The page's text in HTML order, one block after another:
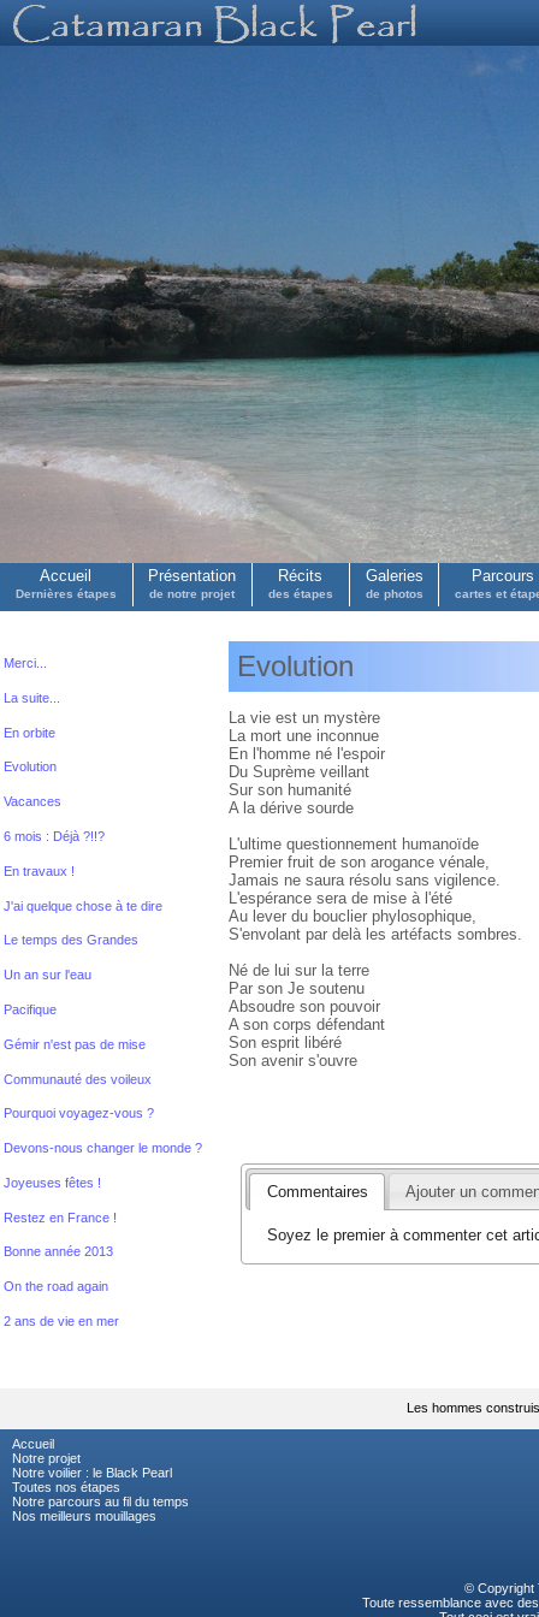
Accueil
Dernières étapes
Présentation
de notre projet
Récits
des étapes
Galeries
de photos
Parcours
cartes et
Merci...
La suite...
En orbite
Evolution
Vacances
6 mois : Déjà ?!!?
En travaux !
J'ai quelque chose à te dire
Le temps des Grandes
Un an sur l'eau
Pacifique
Gémir n'est pas de mise
Communauté des voileux
Pourquoi voyagez-vous ?
Devons-nous changer le monde ?
Joyeuses fêtes !
Restez en France !
Bonne année 2013
On the road again
2 ans de vie en mer
Evolution
La vie est un mystère
La mort une inconnue
En l'homme né l'espoir
Du Suprème veillant
Sur son humanité
A la dérive sourde
L'ultime questionnement humanoïde
Premier fruit de son arogance vénale,
Jamais ne saura résolu sans vigilence.
L'espérance sera de mise à l'été
Au lever du bouclier phylosophique,
S'envolant par delà les artéfacts sombres.
Né de lui sur la terre
Par son Je soutenu
Absoudre son pouvoir
A son corps défendant
Son esprit libéré
Son avenir s'ouvre
Commentaires Ajouter un
Soyez le premier à commenter cet
Les hommes
Accueil
Notre projet
Notre voilier : le Black Pearl
Toutes nos étapes
Notre parcours au fil du temps
Nos meilleurs mouillages
© Copyright
Toute ressemblance avec